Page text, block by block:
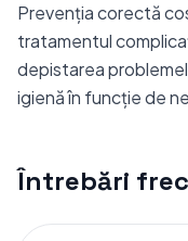
Prevenția corectă
tratamentul
depistarea
igienă în funcție de
Întrebări